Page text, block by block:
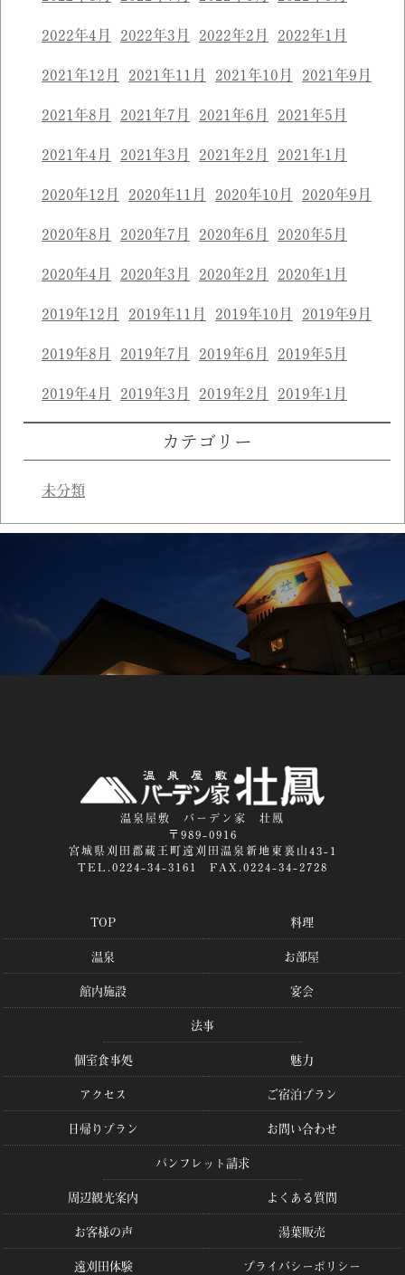
2022年4月 2022年3月 2022年2月 2022年1月
2021年12月 2021年11月 2021年10月 2021年9月
2021年8月 2021年7月 2021年6月 2021年5月
2021年4月 2021年3月 2021年2月 2021年1月
2020年12月 2020年11月 2020年10月 2020年9月
2020年8月 2020年7月 2020年6月 2020年5月
2020年4月 2020年3月 2020年2月 2020年1月
2019年12月 2019年11月 2019年10月 2019年9月
2019年8月 2019年7月 2019年6月 2019年5月
2019年4月 2019年3月 2019年2月 2019年1月
カテゴリー
未分類
温泉屋敷 バーデン家 壮鳳
〒989-0916
宮城県刈田郡蔵王町遠刈田温泉新地東裏山43-1
TEL.0224-34-3161 FAX.0224-34-2728
TOP
料理
温泉
お部屋
館内施設
宴会
法事
個室食事処
魅力
アクセス
ご宿泊プラン
日帰りプラン
お問い合わせ
パンフレット請求
周辺観光案内
よくある質問
お客様の声
湯葉販売
遠刈田体験
プライバシーポリシー